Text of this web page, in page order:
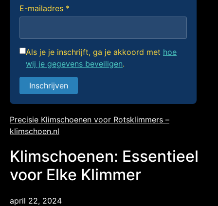
E-mailadres *
Als je je inschrijft, ga je akkoord met hoe
wij je gegevens beveiligen.
Inschrijven
Precisie Klimschoenen voor Rotsklimmers –
klimschoen.nl
Klimschoenen: Essentieel
voor Elke Klimmer
april 22, 2024